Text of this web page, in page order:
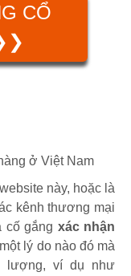
CỔ
ở Việt Nam
này, hoặc là
kênh thương mại
cố gắng xác nhận
lý do nào đó mà
lượng, ví dụ như